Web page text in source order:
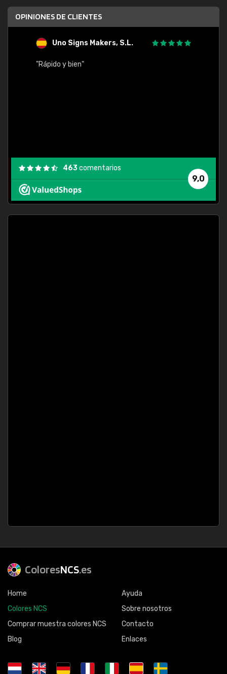
OPINIONES DE CLIENTES
Uno Signs Makers, S.L.
"Rápido y bien"
9,0
463comentarios
ColoresNCS.es
Home
Colores NCS
Comprar muestra colores NCS
Blog
Ayuda
Sobre nosotros
Contacto
Enlaces